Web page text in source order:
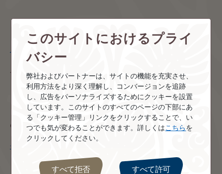
2026/3/31までの3泊以上の予約限定 キアオラ・リゾート＆
ランギロアのプチペンションに滞在 8日間
＜タヒチ島＞
インターコンチネンタルタヒチ 3泊5日間 マルシェツアー付
(エス・ティー・ワールド）
プレミアムクラス利用 タヒチ島最大級のプール ヒルトン タヒ
チ リゾート 5日間
タヒチパールビーチリゾートに泊まる8日間
（トランスオービ
このサイトにおけるプライ
バシー
弊社およびパートナーは、サイトの機能を充実させ、
利用方法をより深く理解し、コンバージョンを追跡
し、広告をパーソナライズするためにクッキーを設置
しています。このサイトのすべてのページの下部にあ
る「クッキー管理」リンクをクリックすることで、い
つでも気が変わることができます。詳しくは こちら を
クリックしてください。
すべて拒否
すべて許可